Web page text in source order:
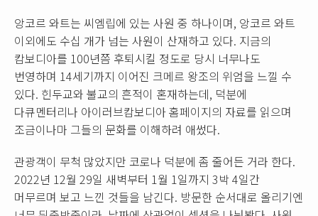
앙코르 와트는 씨엠립에 있는 사원 중 하나이며, 앙코르 와트
이외에도 수십 개가 넘는 사원이 산재하고 있다. 지금의
캄보디아를 100년쯤 후퇴시킬 정도로 당시 너무나도
번영하며 14세기까지 이어진 크메르 왕조의 위엄을 느낄 수
있다. 힌두교와 불교의 흔적이 혼재하는데, 덕분에
다큐멘터리나 아이러브캄보디아 홈페이지의 자료를 읽으며
조금이나마 그들의 문화를 이해하려 애썼다.
관광객이 무척 많았지만 코로나 덕분에 좀 줄어든 거라 한다.
2022년 12월 29일 새벽부터 1월 1일까지 3박 4일간
머무르며 보고 느낀 것들을 남긴다. 방문한 순서대로 올리기엔